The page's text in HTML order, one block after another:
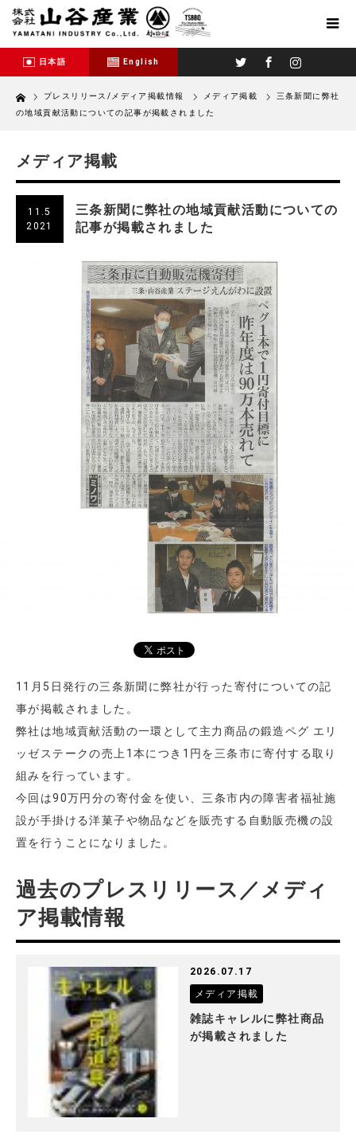
日本語 English
Home プレスリリース/メディア掲載情報 メディア掲載
三条新聞に弊社
の地域貢献活動についての記事が掲載されました
メディア掲載
11.5
2021
三条新聞に弊社の地域貢献活動についての
記事が掲載されました
11月5日発行の三条新聞に弊社が行った寄付についての記
事が掲載されました。
弊社は地域貢献活動の一環として主力商品の鍛造ペグ エリ
ッゼステークの売上1本につき1円を三条市に寄付する取り
組みを行っています。
今回は90万円分の寄付金を使い、三条市内の障害者福祉施
設が手掛ける洋菓子や物品などを販売する自動販売機の設
置を行うことになりました。
過去のプレスリリース／メディ
ア掲載情報
2026.07.17
メディア掲載
雑誌キャレルに弊社商品
が掲載されました